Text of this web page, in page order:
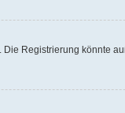
Registrierung könnte